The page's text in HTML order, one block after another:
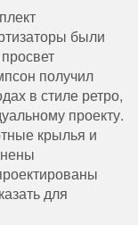
были
получил
в стиле ретро,
проекту.
крылья и
для